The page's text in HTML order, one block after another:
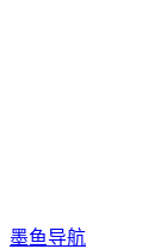
墨鱼导航